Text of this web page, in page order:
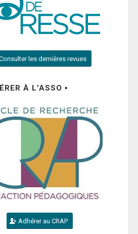
les dernières revues
À L’ASSO ▪
Adhérer au CRAP